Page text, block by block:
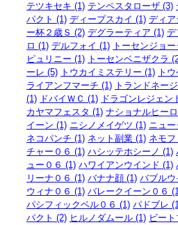
テツキセキ (1) テンペスタローザ (3)
パクト (1) ディープスカイ (1) ディア
ー杯２歳Ｓ (2) デグラーティア (1) デ
ロ (1) デルフォイ (1) トーセンジョ
ピュリニー (1) トーセンベニザクラ
ーレ (5) トウカイミステリー (1) ト
ライアンフマーチ (1) トランドネー
(1) ドバイＷＣ (1) ドラゴンレジェン
カヤマフェスタ (1) ナショナルヒー
イーン (1) ニシノメイゲツ (1) ニュ
ネコパンチ (1) ネット副業 (1) ネモ
チャー０６ (1) ハシッテホシーノ (1)
ュー０６ (1) ハワイアンウインド (1)
リーナ０６ (1) バナナ顔 (1) バブル
ウィナ０６ (1) バレークイーン０６
パシフィックベル０６ (1) パドブレ
パクト (2) ヒルノダムール (1) ビー